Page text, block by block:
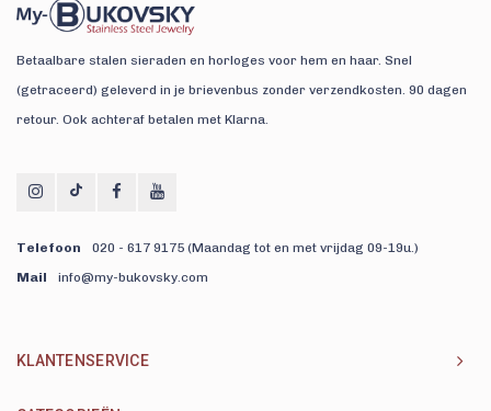
Betaalbare stalen sieraden en horloges voor hem en haar. Snel
(getraceerd) geleverd in je brievenbus zonder verzendkosten. 90 dagen
retour. Ook achteraf betalen met Klarna.
Telefoon
020 - 617 9175 (Maandag tot en met vrijdag 09-19u.)
Mail
info@my-bukovsky.com
KLANTENSERVICE